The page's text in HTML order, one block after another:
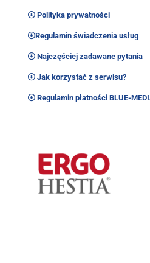
Polityka prywatności
Regulamin świadczenia usług
Najczęściej zadawane pytania
Jak korzystać z serwisu?
Regulamin płatności BLUE-